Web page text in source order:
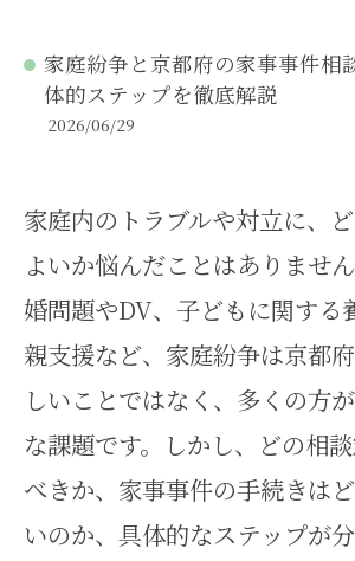
家庭紛争と京都府の家事事件相
体的ステップを徹底解説
2026/06/29
家庭内のトラブルや対立に、
よいか悩んだことはありませ
婚問題やDV、子どもに関する
親支援など、家庭紛争は京都
しいことではなく、多くの方
な課題です。しかし、どの相
べきか、家事事件の手続きは
いのか、具体的なステップが